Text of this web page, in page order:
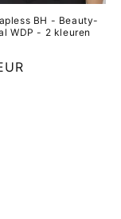
BH - Beauty-
WDP - 2 kleuren